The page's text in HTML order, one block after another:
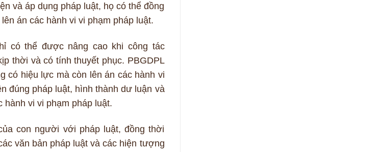
và áp dụng pháp luật, họ có thể đồng
án các hành vi vi phạm pháp luật.
có thể được nâng cao khi công tác
thời và có tính thuyết phục. PBGDPL
có hiệu lực mà còn lên án các hành vi
đúng pháp luật, hình thành dư luận và
vi vi phạm pháp luật.
con người với pháp luật, đồng thời
văn bản pháp luật và các hiện tượng